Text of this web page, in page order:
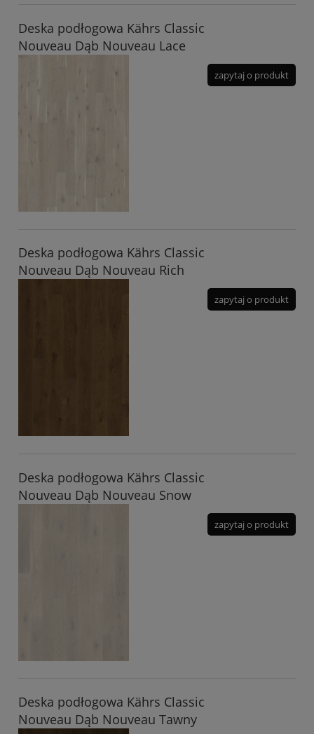
Deska podłogowa Kährs Classic
Nouveau Dąb Nouveau Lace
zapytaj o produkt
Deska podłogowa Kährs Classic
Nouveau Dąb Nouveau Rich
zapytaj o produkt
Deska podłogowa Kährs Classic
Nouveau Dąb Nouveau Snow
zapytaj o produkt
Deska podłogowa Kährs Classic
Nouveau Dąb Nouveau Tawny